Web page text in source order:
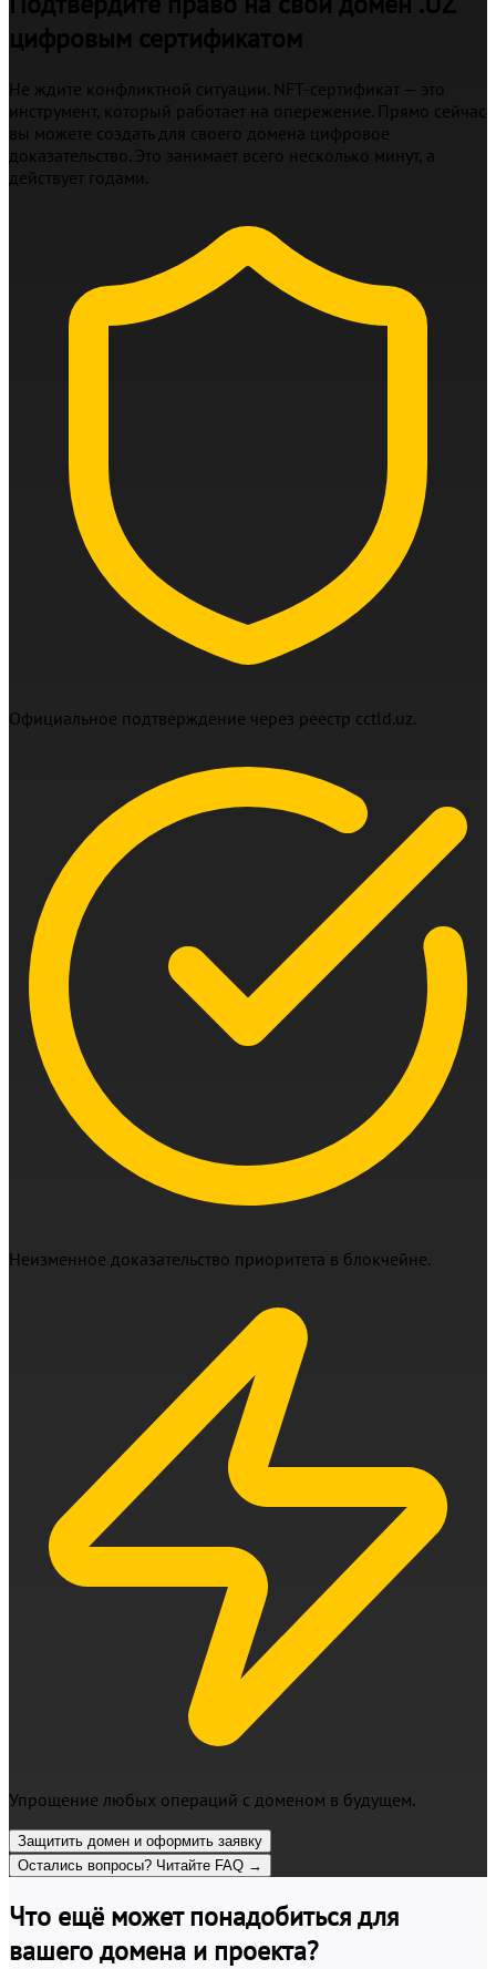
цифровым сертификатом
Не ждите конфликтной ситуации. NFT-сертификат — это
инструмент, который работает на опережение. Прямо сейчас
вы можете создать для своего домена цифровое
доказательство. Это занимает всего несколько минут, а
действует годами.
Официальное подтверждение через реестр cctld.uz.
Неизменное доказательство приоритета в блокчейне.
Упрощение любых операций с доменом в будущем.
Защитить домен и оформить заявку
Остались вопросы? Читайте FAQ →
Что ещё может понадобиться для
вашего домена и проекта?